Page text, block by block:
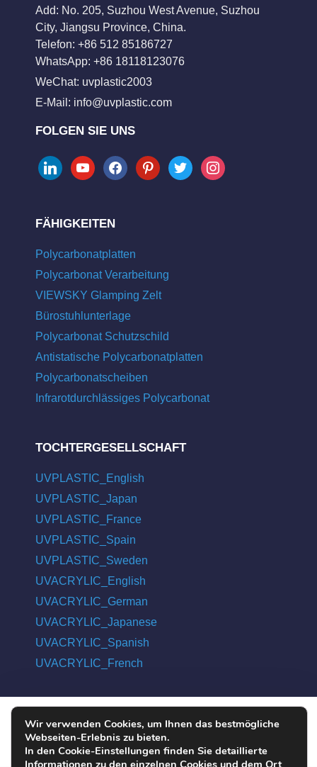
Add: No. 205, Suzhou West Avenue, Suzhou
City, Jiangsu Province, China.
Telefon: +86 512 85186727
WhatsApp: +86 18118123076
WeChat: uvplastic2003
E-Mail: info@uvplastic.com
FOLGEN SIE UNS
linkedinyoutubefacebookpinteresttwitter instagram
FÄHIGKEITEN
Polycarbonatplatten
Polycarbonat Verarbeitung
VIEWSKY Glamping Zelt
Bürostuhlunterlage
Polycarbonat Schutzschild
Antistatische Polycarbonatplatten
Polycarbonatscheiben
Infrarotdurchlässiges Polycarbonat
TOCHTERGESELLSCHAFT
UVPLASTIC_English
UVPLASTIC_Japan
UVPLASTIC_France
UVPLASTIC_Spain
UVPLASTIC_Sweden
UVACRYLIC_English
UVACRYLIC_German
UVACRYLIC_Japanese
UVACRYLIC_Spanish
UVACRYLIC_French
COPYRIGHT © 2004 - 2026 UVPLASTIC MATERIAL TECHNOLOGY
CO., LTD. ALL RIGHTS RESERVED
Wir verwenden Cookies, um Ihnen das bestmögliche
Webseiten-Erlebnis zu bieten.
In den Cookie-Einstellungen finden Sie detaillierte
Informationen zu den einzelnen Cookies und dem Ort